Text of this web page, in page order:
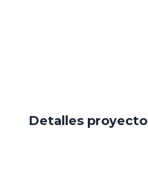
Detalles proyecto